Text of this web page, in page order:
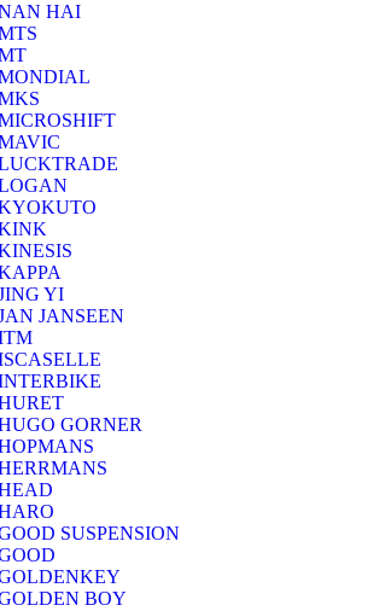
HAI
YI
JANSEEN
GORNER
SUSPENSION
BOY